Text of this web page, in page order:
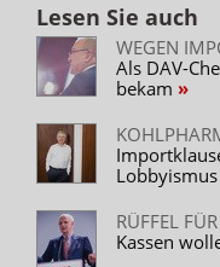
Lesen Sie auch
WEGEN
Als DAV-
bekam
RÜFFEL
Kassen